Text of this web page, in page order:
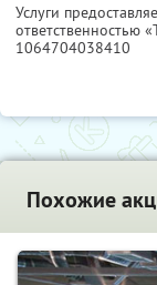
Услуги
ответственностью
1064704038410
Похожие